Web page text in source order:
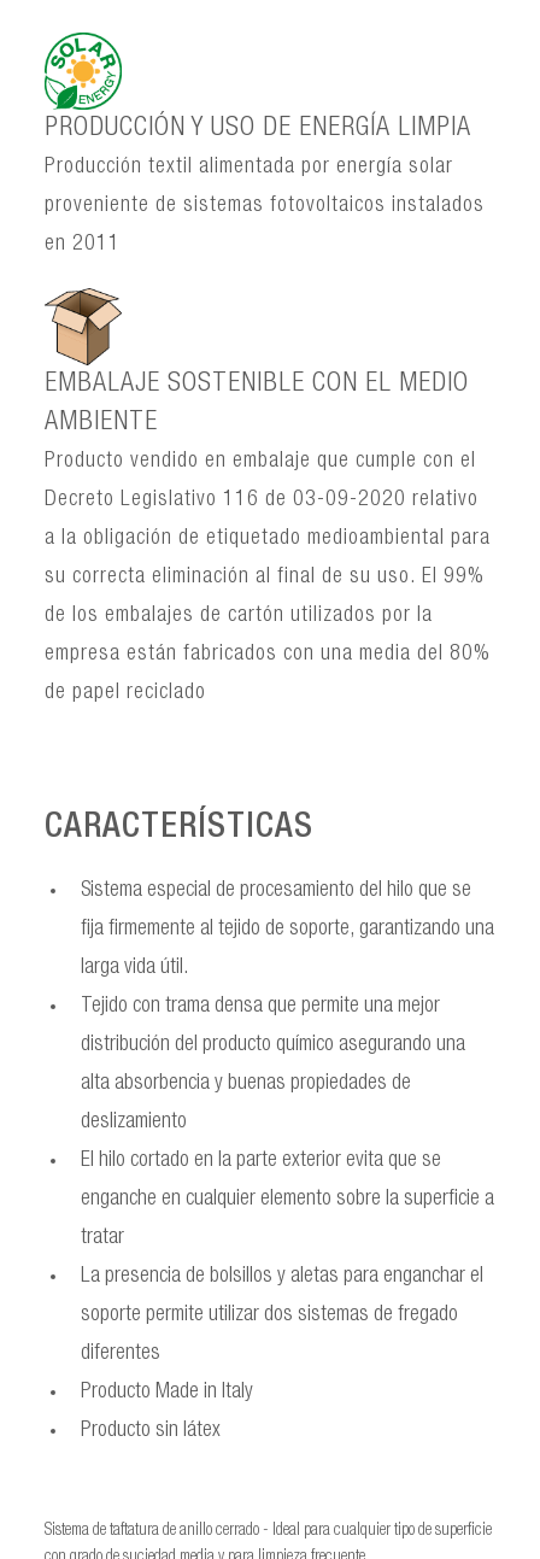
PRODUCCIÓN Y USO DE ENERGÍA LIMPIA
Producción textil alimentada por energía solar
proveniente de sistemas fotovoltaicos instalados
en 2011
EMBALAJE SOSTENIBLE CON EL MEDIO
AMBIENTE
Producto vendido en embalaje que cumple con el
Decreto Legislativo 116 de 03-09-2020 relativo
a la obligación de etiquetado medioambiental para
su correcta eliminación al final de su uso. El 99%
de los embalajes de cartón utilizados por la
empresa están fabricados con una media del 80%
de papel reciclado
CARACTERÍSTICAS
Sistema especial de procesamiento del hilo que se
fija firmemente al tejido de soporte, garantizando una
larga vida útil.
Tejido con trama densa que permite una mejor
distribución del producto químico asegurando una
alta absorbencia y buenas propiedades de
deslizamiento
El hilo cortado en la parte exterior evita que se
enganche en cualquier elemento sobre la superficie a
tratar
La presencia de bolsillos y aletas para enganchar el
soporte permite utilizar dos sistemas de fregado
diferentes
Producto Made in Italy
Producto sin látex
Sistema de taftatura de anillo cerrado - Ideal para cualquier tipo de superficie